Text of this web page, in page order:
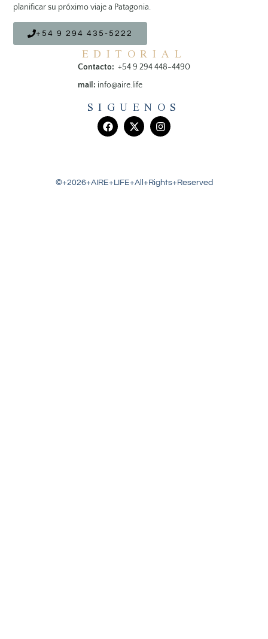
planificar su próximo viaje a Patagonia.
+54 9 294 435-5222
EDITORIAL
Contacto: +54 9 294 448-4490
mail: info@aire.life
SIGUENOS
©+2026+AIRE+LIFE+All+Rights+Reserved